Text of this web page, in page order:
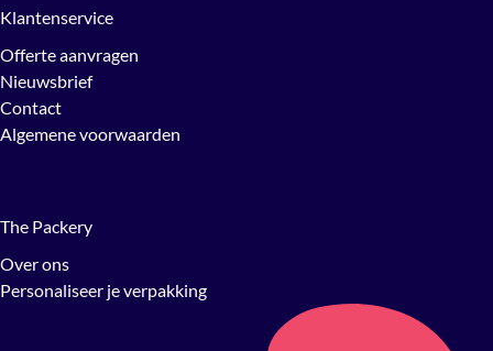
Klantenservice
Offerte aanvragen
Nieuwsbrief
Contact
Algemene voorwaarden
The Packery
Over ons
Personaliseer je verpakking